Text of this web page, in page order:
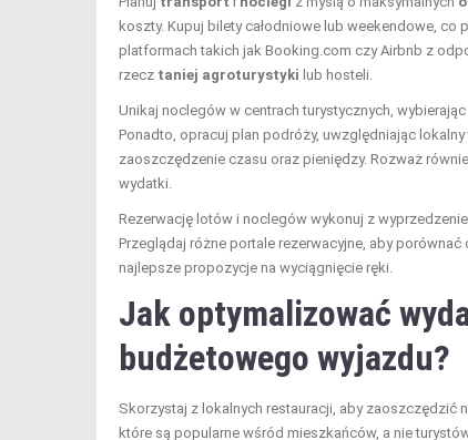
koszty. Kupuj bilety całodniowe lub weekendowe,
platformach takich jak Booking.com czy Airbnb z
rzecz taniej agroturystyki lub hosteli.
Unikaj noclegów w centrach turystycznych,
Ponadto, opracuj plan podróży, uwzględniając
zaoszczędzenie czasu oraz pieniędzy. Rozważ
wydatki.
Rezerwację lotów i noclegów wykonuj z
Przeglądaj różne portale rezerwacyjne, aby
najlepsze propozycje na wyciągnięcie ręki.
Jak optymalizować
budżetowego wyjazdu?
Skorzystaj z lokalnych restauracji, aby zaoszczędzić
które są popularne wśród mieszkańców, a nie